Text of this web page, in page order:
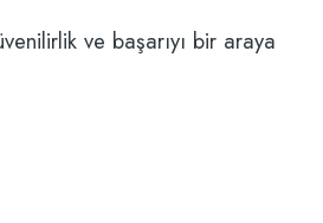
ve başarıyı bir araya